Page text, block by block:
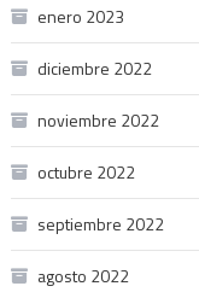
enero 2023
diciembre 2022
noviembre 2022
octubre 2022
septiembre 2022
agosto 2022